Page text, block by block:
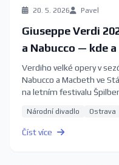
20. 5. 2026 Pavel
Giuseppe Verdi
a Nabucco — kde a
Verdiho velké opery v
Nabucco a Macbeth ve
na letním festivalu
Národní divadlo Ostrava
Číst více